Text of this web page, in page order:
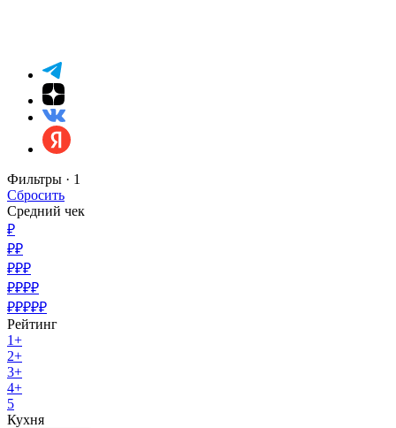
Фильтры · 1
Сбросить
Средний чек
₽
₽₽
₽₽₽
₽₽₽₽
₽₽₽₽₽
Рейтинг
1+
2+
3+
4+
5
Кухня